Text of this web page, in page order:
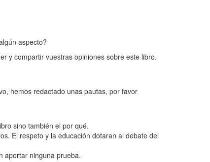
aspecto?
y compartir vuestras opiniones sobre este libro.
hemos redactado unas pautas, por favor
sino también el por qué.
El respeto y la educación dotaran al debate del
aportar ninguna prueba.